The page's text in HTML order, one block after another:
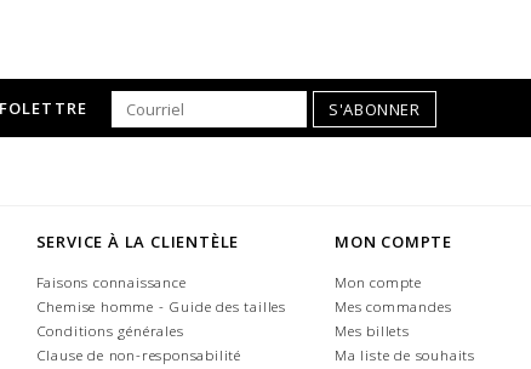
S'ABONNER
SERVICE À LA CLIENTÈLE
Faisons connaissance
Chemise homme - Guide des tailles
Conditions générales
Clause de non-responsabilité
MON COMPTE
Mon compte
Mes commandes
Mes billets
Ma liste de souhaits